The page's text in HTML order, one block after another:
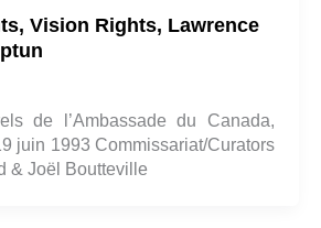
Vision Rights, Lawrence
de l’Ambassade du Canada,
juin 1993 Commissariat/Curators
& Joël Boutteville